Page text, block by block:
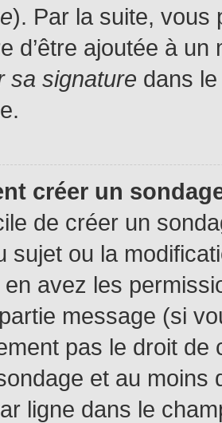
). Par la suite, vous
d’être ajoutée à
sa signature dans
créer un
de créer un
sujet ou la
avez les
message (si
pas le droit
et au moins
ligne dans le